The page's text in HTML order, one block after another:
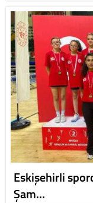
Eskişehirli
Şam…